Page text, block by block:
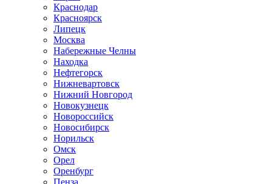
Краснодар
Красноярск
Липецк
Москва
Набережные Челны
Находка
Нефтегорск
Нижневартовск
Нижний Новгород
Новокузнецк
Новороссийск
Новосибирск
Норильск
Омск
Орел
Оренбург
Пенза